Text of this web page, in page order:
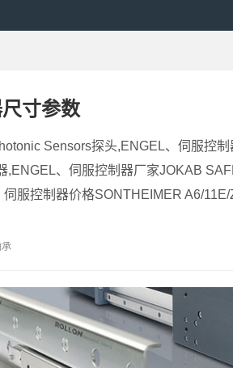
寸参数
Sensors探头,ENGEL、伺服控
,ENGEL、伺服控制器厂家JOKAB
服控制器价格SONTHEIMER A6/